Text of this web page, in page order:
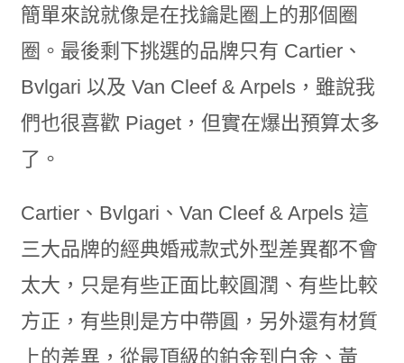
簡單來說就像是在找鑰匙圈上的那個圈
圈。最後剩下挑選的品牌只有 Cartier、
Bvlgari 以及 Van Cleef & Arpels，雖說我
們也很喜歡 Piaget，但實在爆出預算太多
了。
Cartier、Bvlgari、Van Cleef & Arpels 這
三大品牌的經典婚戒款式外型差異都不會
太大，只是有些正面比較圓潤、有些比較
方正，有些則是方中帶圓，另外還有材質
上的差異，從最頂級的鉑金到白金、黃